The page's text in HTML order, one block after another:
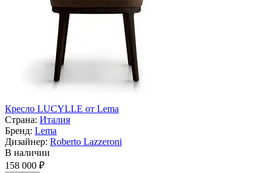
Кресло LUCYLLE от Lema
Страна: Италия
Бренд: Lema
Дизайнер: Roberto Lazzeroni
В наличии
158 000 ₽